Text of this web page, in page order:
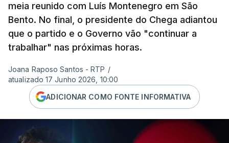
meia reunido com Luís Montenegro em São
Bento. No final, o presidente do Chega adiantou
que o partido e o Governo vão "continuar a
trabalhar" nas próximas horas.
Joana Raposo Santos - RTP /
atualizado 17 Junho 2026, 10:00
ADICIONAR COMO FONTE INFORMATIVA